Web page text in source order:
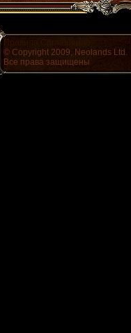
© Copyright 2009, Neolands Ltd.
Все права защищены